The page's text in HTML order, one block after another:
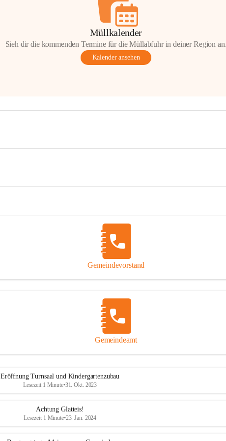
Müllkalender
Sieh dir die kommenden Termine für die Müllabfuhr in deiner Region
Kalender ansehen
Gemeindevorstand
Gemeindeamt
Eröffnung Turnsaal und Kindergartenzubau
Lesezeit 1 Minute•31. Okt. 2023
Achtung Glatteis!
Lesezeit 1 Minute•23. Jan. 2024